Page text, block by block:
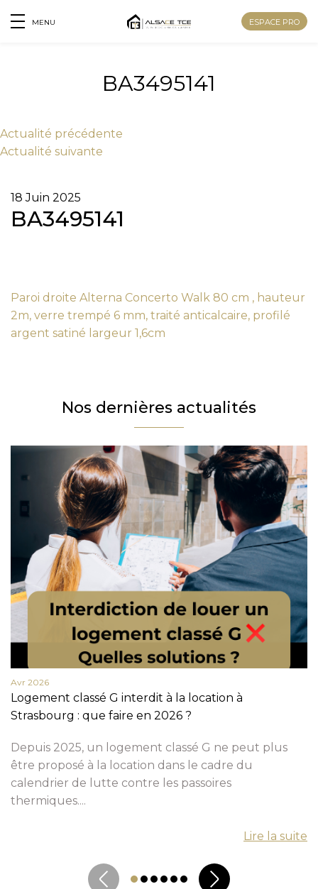
MENU ESPACE PRO
BA3495141
Actualité précédente
Actualité suivante
18 Juin 2025
BA3495141
Paroi droite Alterna Concerto Walk 80 cm , hauteur
2m, verre trempé 6 mm, traité anticalcaire, profilé
argent satiné largeur 1,6cm
Nos dernières actualités
Avr 2026
Logement classé G interdit à la location à
Strasbourg : que faire en 2026 ?
Depuis 2025, un logement classé G ne peut plus
être proposé à la location dans le cadre du
calendrier de lutte contre les passoires
thermiques....
Lire la suite
Prénom
Téléphone
Vérification